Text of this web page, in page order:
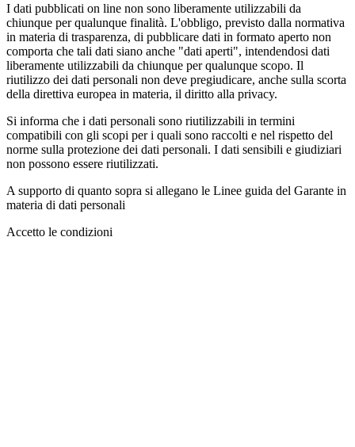
I dati pubblicati on line non sono liberamente utilizzabili da
chiunque per qualunque finalità. L'obbligo, previsto dalla normativa
in materia di trasparenza, di pubblicare dati in formato aperto non
comporta che tali dati siano anche "dati aperti", intendendosi dati
liberamente utilizzabili da chiunque per qualunque scopo. Il
riutilizzo dei dati personali non deve pregiudicare, anche sulla scorta
della direttiva europea in materia, il diritto alla privacy.
Si informa che i dati personali sono riutilizzabili in termini
compatibili con gli scopi per i quali sono raccolti e nel rispetto del
norme sulla protezione dei dati personali. I dati sensibili e giudiziari
non possono essere riutilizzati.
A supporto di quanto sopra si allegano le Linee guida del Garante in
materia di dati personali
Accetto le condizioni